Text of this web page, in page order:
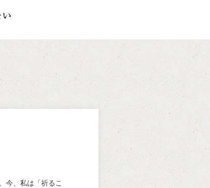
今、私は「祈るこ